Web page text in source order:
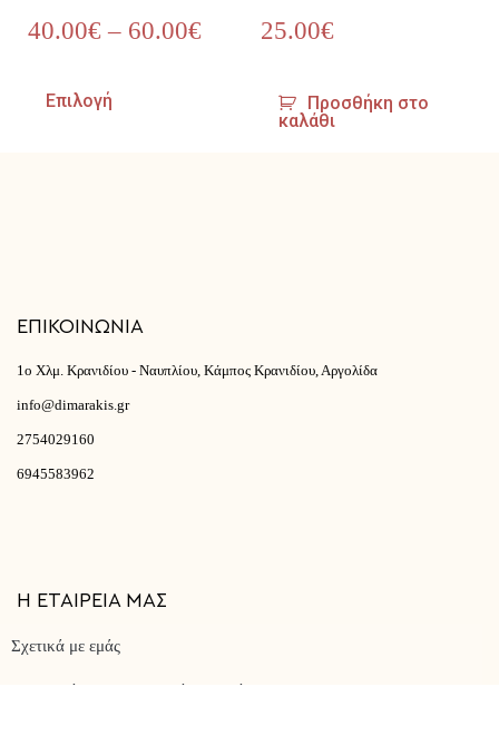
40.00€ – 60.00€
Επιλογή
25.00€
Προσθήκη στο
καλάθι
ΕΠΙΚΟΙΝΩΝΙΑ
1ο Χλμ. Κρανιδίου - Ναυπλίου, Κάμπος Κρανιδίου, Αργολίδα
info@dimarakis.gr
2754029160
6945583962
Η ΕΤΑΙΡΕΙΑ ΜΑΣ
Σχετικά με εμάς
Όροι Χρήσης & Πολιτική Απορρήτου